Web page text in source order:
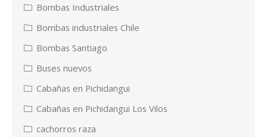
Bombas Industriales
Bombas industriales Chile
Bombas Santiago
Buses nuevos
Cabañas en Pichidangui
Cabañas en Pichidangui Los Vilos
cachorros raza